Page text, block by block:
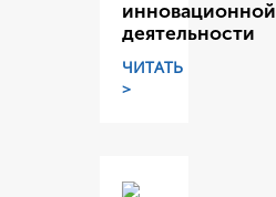
инновационной
деятельности
ЧИТАТЬ
>